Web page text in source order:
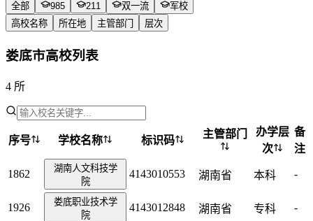
全部 985 211 双一流
军校
高校名称
所在地 主管部门 层次
娄底市高校列表
4 所
序号 学校名称 标识码
主管部门
办学层
次
备
注
1862
湖南人文科技学
院
4143010553 湖南省 本科 -
1926
娄底职业技术学
院
4143012848 湖南省 专科 -